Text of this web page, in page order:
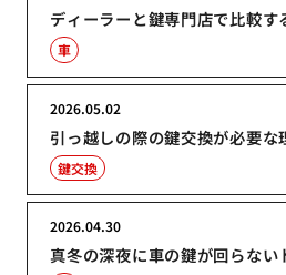
ディーラーと鍵専門店で比較す
車
引っ越しの際の鍵交換が必要な
2026.05.02
鍵交換
真冬の深夜に車の鍵が回らない
2026.04.30